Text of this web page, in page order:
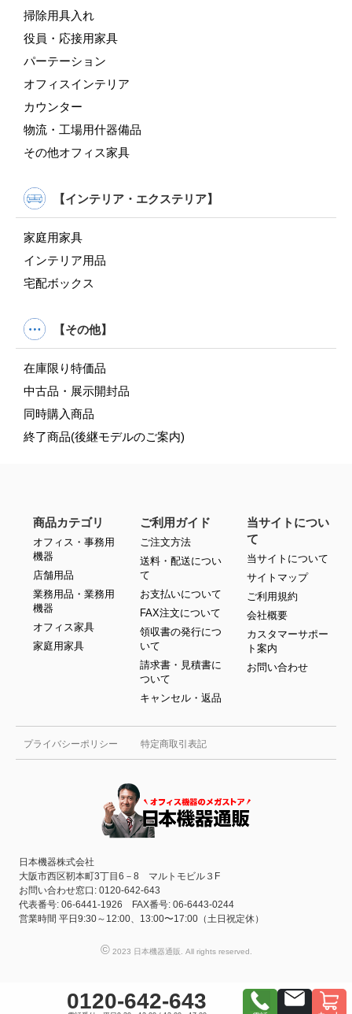
0120-642-643
掃除用具入れ
役員・応接用家具
パーテーション
オフィスインテリア
カウンター
物流・工場用什器備品
その他オフィス家具
【インテリア・エクステリア】
家庭用家具
インテリア用品
宅配ボックス
【その他】
在庫限り特価品
中古品・展示開封品
同時購入商品
終了商品(後継モデルのご案内)
プライバシーポリシー 特定商取引表記
日本機器株式会社
大阪市西区靭本町3丁目6－8 マルトモビル３F
お問い合わせ窓口: 0120-642-643
代表番号: 06-6441-1926 FAX番号: 06-6443-0244
営業時間 平日9:30～12:00、13:00〜17:00（土日祝定休）
商品カテゴリ
オフィス・事務用
機器
店舗用品
業務用品・業務用
機器
オフィス家具
家庭用家具
ご利用ガイド
ご注文方法
送料・配送につい
て
お支払いについて
FAX注文について
領収書の発行につ
いて
請求書・見積書に
ついて
キャンセル・返品
当サイトについ
て
当サイトについて
サイトマップ
ご利用規約
会社概要
カスタマーサポー
ト案内
お問い合わせ
©2023 日本機器通販. All rights reserved.